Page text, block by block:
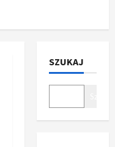
SZUKAJ